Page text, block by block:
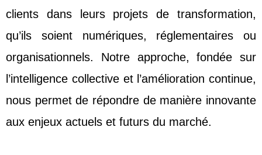
clients dans leurs projets de transformation,
qu’ils soient numériques, réglementaires ou
organisationnels. Notre approche, fondée sur
l’intelligence collective et l’amélioration continue,
nous permet de répondre de manière innovante
aux enjeux actuels et futurs du marché.